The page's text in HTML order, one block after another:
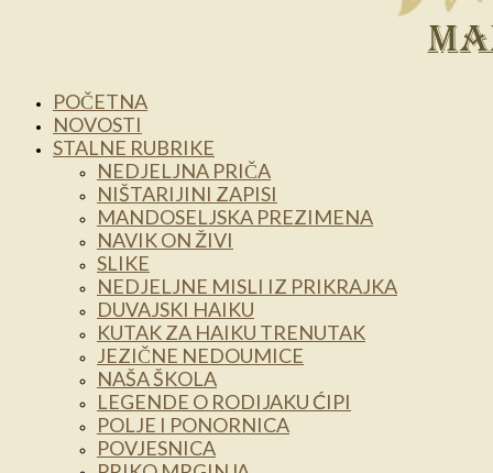
POČETNA
NOVOSTI
STALNE RUBRIKE
NEDJELJNA PRIČA
NIŠTARIJINI ZAPISI
MANDOSELJSKA PREZIMENA
NAVIK ON ŽIVI
SLIKE
NEDJELJNE MISLI IZ PRIKRAJKA
DUVAJSKI HAIKU
KUTAK ZA HAIKU TRENUTAK
JEZIČNE NEDOUMICE
NAŠA ŠKOLA
LEGENDE O RODIJAKU ĆIPI
POLJE I PONORNICA
POVJESNICA